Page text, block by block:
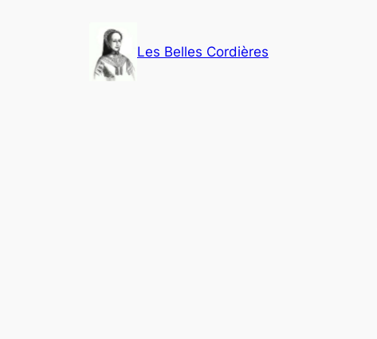
Les Belles Cordières